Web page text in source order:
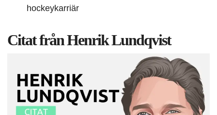
hockeykarriär
Citat från Henrik Lundqvist